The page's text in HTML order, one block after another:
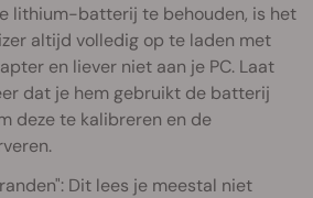
lithium-batterij te behouden, is het
altijd volledig op te laden met
en liever niet aan je PC. Laat
dat je hem gebruikt de batterij
deze te kalibreren en de
Dit lees je meestal niet